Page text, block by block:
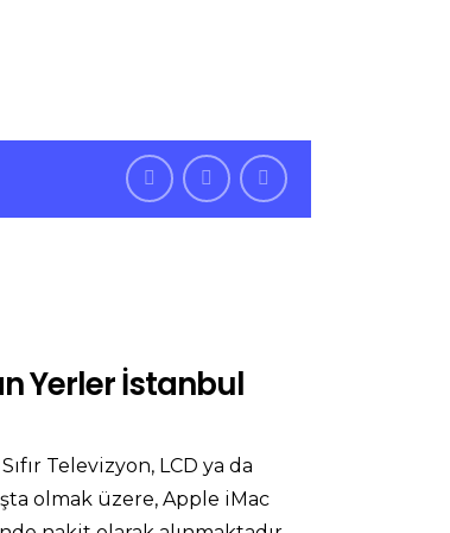
Yerler İstanbul
Televizyon, LCD ya da
olmak üzere, Apple iMac